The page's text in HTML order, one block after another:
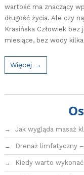
wartość ma znaczący
długość życia. Ale czy
Krasińska Człowiek
miesiące, bez wody
Więcej →
Jak wygląda masaż
Drenaż limfatyczny
Kiedy warto